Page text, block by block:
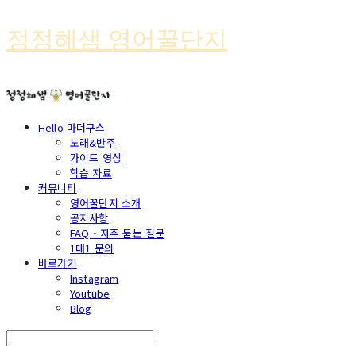
정정혜샘 영어꿀단지
Hello 마더구스
노래&반주
가이드 영상
학습 자료
커뮤니티
영어꿀단지 소개
공지사항
FAQ - 자주 묻는 질문
1대1 문의
바로가기
Instagram
Youtube
Blog